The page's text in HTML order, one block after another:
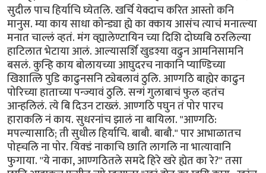
सुदील पाच हिर्याचि घ्येतलि. खर्चि येक्दाच करित आस्तो कनि
मानुस. म्या काय साधा कोन्ड्या ह्ये का क्काय आसंच त्याचं मनात्ल्या
मनात चाल्लं व्हतं. मंग व्ह्यालेण्टायिन च्या दिशि दोघ्यबि ठरलिल्या
हाटिलात भेटाया आलं. आल्यासर्शि खुडश्या वढुन आमनिसामनि
बसलं. कुन्हि काय बोलायच्या आघुदरच नाकानि प्याण्डिच्या
खिशात्लि पुडि काढुनसनि ट्येबलावं ठुलि. आण्गठि बाह्येर काढुन
पोरिच्या हाताच्या पन्ज्यावं ठुलि. सन्गं गुलाबाचं फुल व्हतंच
आन्हलिलं. त्ये बि दिउन टाख्लं. आण्गठि पघुन तं पोर पारच
हाराकलि नं काय. सुधरनांच झालं ना बायिला. "आण्गठि:
मपल्यासाठि; ती सुधील हिर्याचि. बाबौ. बाबौ." पार आभाळातच
पोह्चलि ना पोर. यिक्डं नाकाचि छाति लागलि ना भात्यावानि
फुगाया. ''ये नाका, आण्गठितले समदे हिरे खरे ह्येत का रे?" तसा